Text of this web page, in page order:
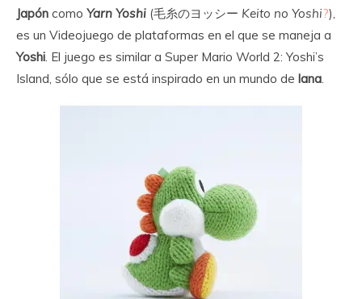
Japón como Yarn Yoshi (毛糸のヨッシー Keito no Yoshi?),
es un Videojuego de plataformas en el que se maneja a
Yoshi. El juego es similar a Super Mario World 2: Yoshi’s
Island, sólo que se está inspirado en un mundo de lana.